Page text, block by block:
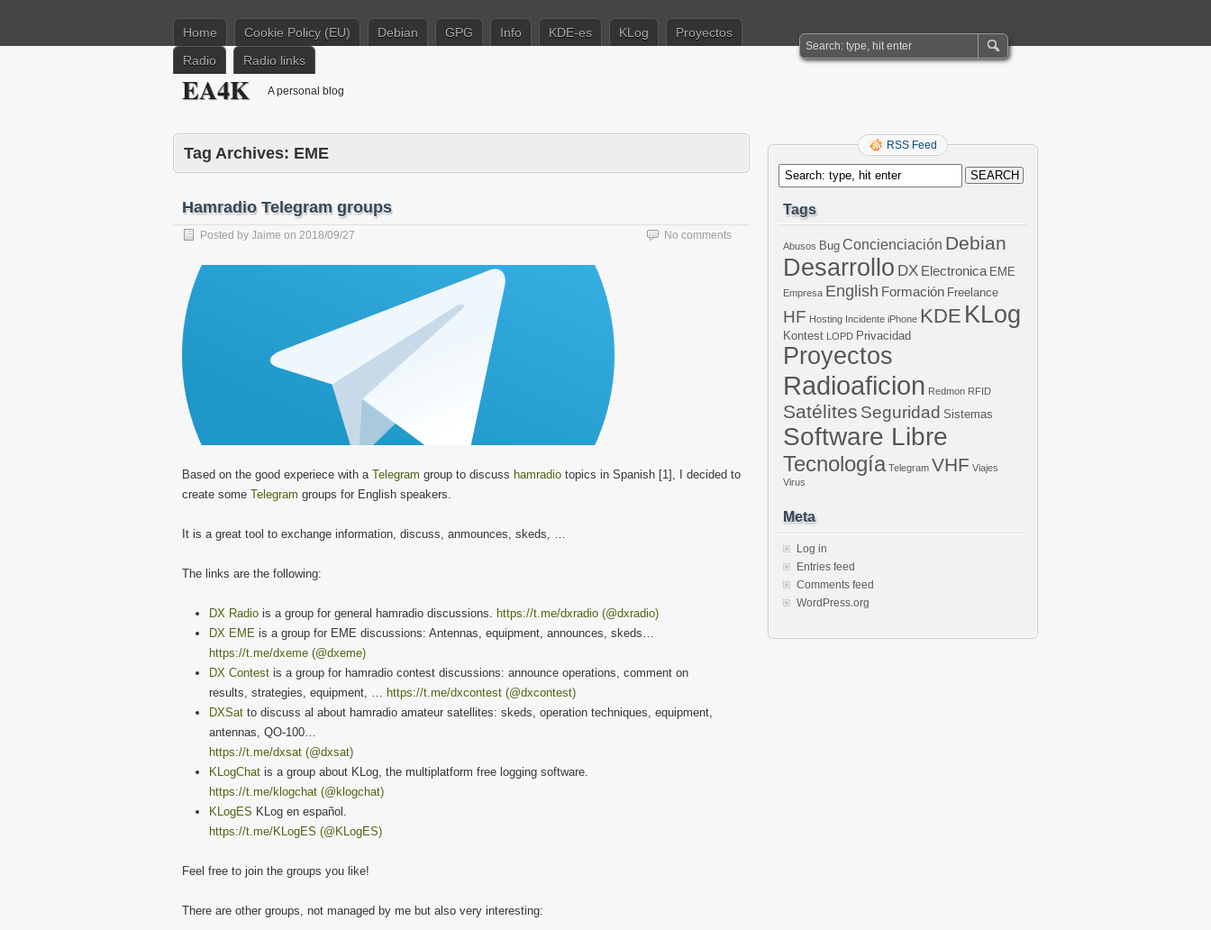
Home Cookie Policy (EU) Debian GPG Info KDE-es KLog
Proyectos
Radio
Radio links
EA4K A personal blog
Tag Archives: EME
Hamradio Telegram groups
Posted by Jaime on 2018/09/27 No comments
Based on the good experiece with a Telegram group to discuss hamradio topics in Spanish [1], I decided to
create some Telegram groups for English speakers.
It is a great tool to exchange information, discuss, anmounces, skeds, …
The links are the following:
DX Radio is a group for general hamradio discussions. https://t.me/dxradio (@dxradio)
DX EME is a group for EME discussions: Antennas, equipment, announces, skeds…
https://t.me/dxeme (@dxeme)
DX Contest is a group for hamradio contest discussions: announce operations, comment on
results, strategies, equipment, … https://t.me/dxcontest (@dxcontest)
DXSat to discuss al about hamradio amateur satellites: skeds, operation techniques, equipment,
antennas, QO-100…
https://t.me/dxsat (@dxsat)
KLogChat is a group about KLog, the multiplatform free logging software.
https://t.me/klogchat (@klogchat)
KLogES KLog en español.
https://t.me/KLogES (@KLogES)
Feel free to join the groups you like!
There are other groups, not managed by me but also very interesting:
RSS Feed
Tags
Abusos Bug Concienciación Debian
Desarrollo DX Electronica EME
Empresa English Formación Freelance
HF Hosting Incidente iPhone KDE KLog
Kontest LOPD Privacidad
Proyectos
Radioaficion Redmon RFID
Satélites Seguridad Sistemas
Software Libre
Tecnología Telegram VHF Viajes
Virus
Meta
Log in
Entries feed
Comments feed
WordPress.org